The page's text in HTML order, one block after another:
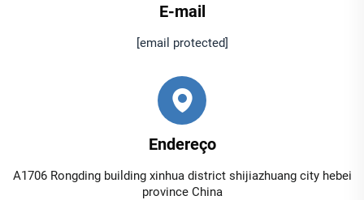
E-mail
[email protected]
Endereço
A1706 Rongding building xinhua district shijiazhuang city hebei
province China